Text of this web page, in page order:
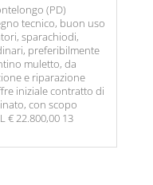
(PD)
tecnico, buon uso
sparachiodi,
preferibilmente
muletto, da
e riparazione
iniziale contratto di
con scopo
€ 22.800,00 13